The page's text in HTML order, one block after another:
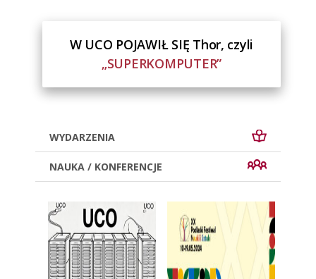
W UCO POJAWIŁ SIĘ Thor, czyli
„SUPERKOMPUTER”
WYDARZENIA
NAUKA / KONFERENCJE